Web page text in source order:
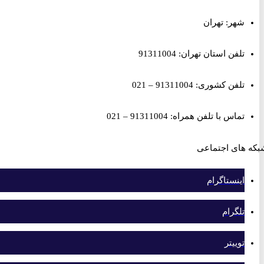
شهر: تهران
تلفن استان تهران: 91311004
تلفن کشوری: 91311004 – 021
تماس با تلفن همراه: 91311004 – 021
اجتماعی
اینستاگرام
تلگرام
توییتر